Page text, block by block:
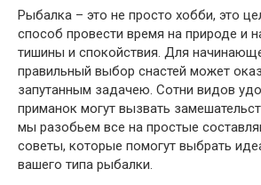
Рыбалка – это не просто хобби, это
способ провести время на природе и
тишины и спокойствия. Для
правильный выбор снастей может
запутанным задачею. Сотни видов
приманок могут вызвать
мы разобьем все на простые
советы, которые помогут выбрать
вашего типа рыбалки.